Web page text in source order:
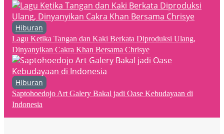
Hiburan
Lagu Ketika Tangan dan Kaki Berkata Diproduksi Ulang,
Dinyanyikan Cakra Khan Bersama Chrisye
Hiburan
Saptohoedojo Art Galery Bakal jadi Oase Kebudayaan di
Indonesia